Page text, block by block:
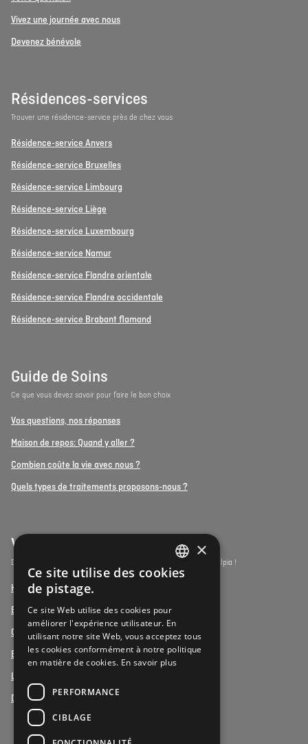
Vivez une journée avec nous
Devenez bénévole
Résidences-services
Trouver une résidence-service près de chez vous
Résidence-service Anvers
Résidence-service Bruxelles
Résidence-service Limbourg
Résidence-service Liège
Résidence-service Luxembourg
Résidence-service Namur
Résidence-service Flandre orientale
Résidence-service Flandre occidentale
Résidence-service Brabant flamand
Guide de Soins
Ce que vous devez savoir pour faire le bon choix
Vos questions, nos réponses
Maison de repos: Quand y aller ?
Combien coûte la vie avec nous ?
Quels types de traitements proposons-nous ?
Vulpia Premium Living
Découvrez les résidences-services du segment premium de Vulpia !
Henri Jaspar, Kraainem
Beukenhof aan Zee, Oostduinkerke
Oud Gemeentehuis, Werchter
Elysia Park, Antwerpen
La Vigie, Koxyde
Duinenzee, La Panne
DUTCH
×
Ce site utilise des cookies
de pistage.
Ce site Web utilise des cookies pour
améliorer l'expérience utilisateur. En
utilisant notre site Web, vous acceptez tous
les cookies conformément à notre politique
en matière de cookies. En savoir plus
PERFORMANCE
CIBLAGE